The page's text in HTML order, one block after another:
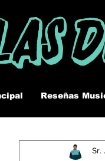
Reseñas
Sr.